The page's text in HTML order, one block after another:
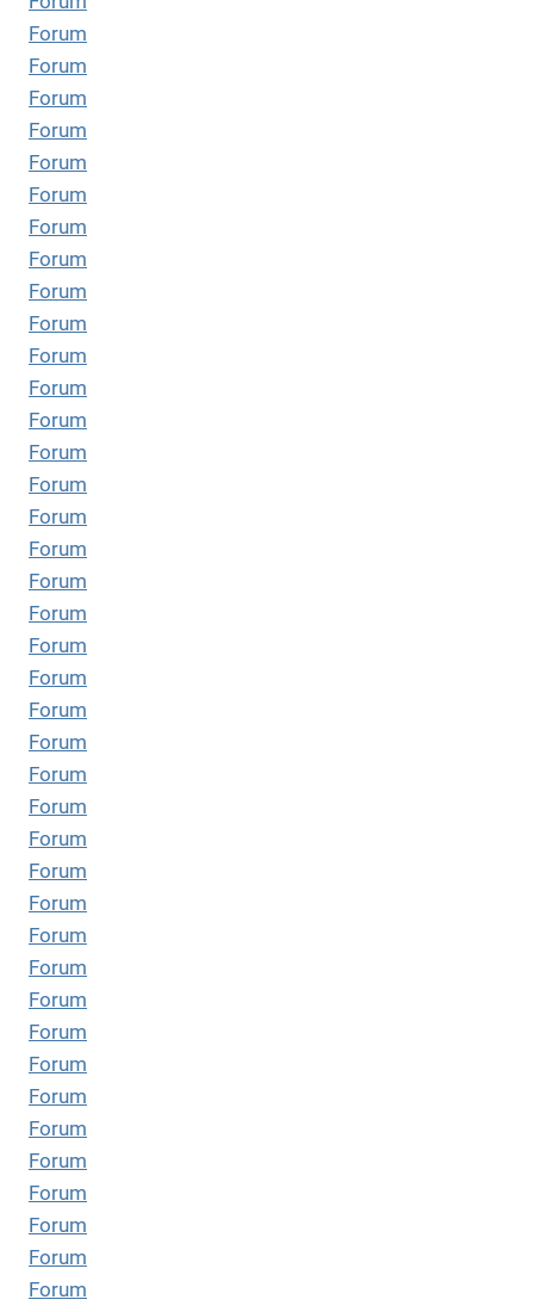
Forum
Forum
Forum
Forum
Forum
Forum
Forum
Forum
Forum
Forum
Forum
Forum
Forum
Forum
Forum
Forum
Forum
Forum
Forum
Forum
Forum
Forum
Forum
Forum
Forum
Forum
Forum
Forum
Forum
Forum
Forum
Forum
Forum
Forum
Forum
Forum
Forum
Forum
Forum
Forum